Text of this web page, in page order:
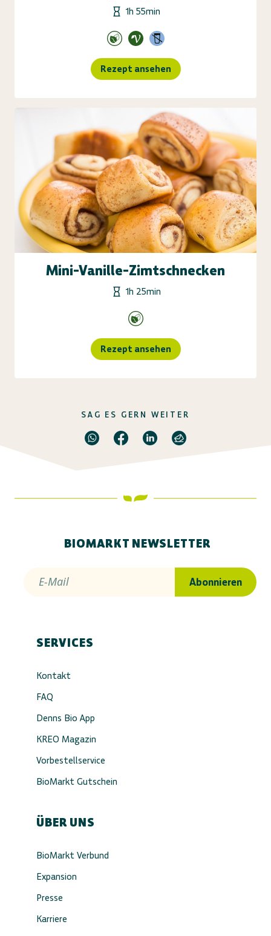
1h 55min
Rezept ansehen
Mini-Vanille-Zimtschnecken
1h 25min
Rezept ansehen
SAG ES GERN WEITER
BIOMARKT NEWSLETTER
E-Mail Abonnieren
SERVICES
Kontakt
FAQ
Denns Bio App
KREO Magazin
Vorbestellservice
BioMarkt Gutschein
ÜBER UNS
BioMarkt Verbund
Expansion
Presse
Karriere